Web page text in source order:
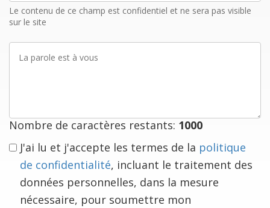
mail
Le contenu de ce champ est confidentiel et ne sera pas visible
sur le site
parole
Nombre de caractères restants: 1000
J'ai lu et j'accepte les termes de la politique
de confidentialité, incluant le traitement des
données personnelles, dans la mesure
nécessaire, pour soumettre mon